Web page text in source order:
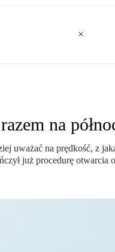
na
uważać na prędkość, z
już procedurę otwarcia